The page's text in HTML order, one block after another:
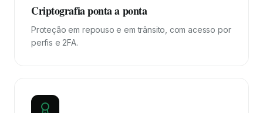
Criptografia ponta a ponta
Proteção em repouso e em trânsito, com acesso por
perfis e 2FA.